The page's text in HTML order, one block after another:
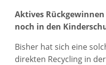
Aktives
noch in den
Bisher hat sich eine
direkten Recycling in